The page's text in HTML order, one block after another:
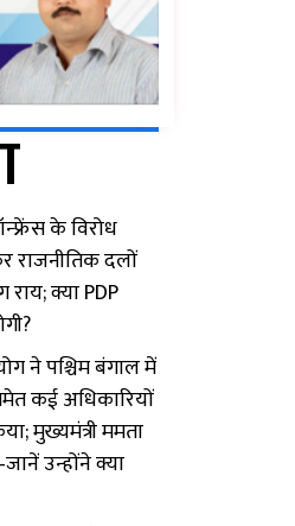
के विरोध
राजनीतिक दलों
क्या PDP
ने पश्चिम बंगाल में
कई अधिकारियों
मुख्यमंत्री ममता
उन्होंने क्या